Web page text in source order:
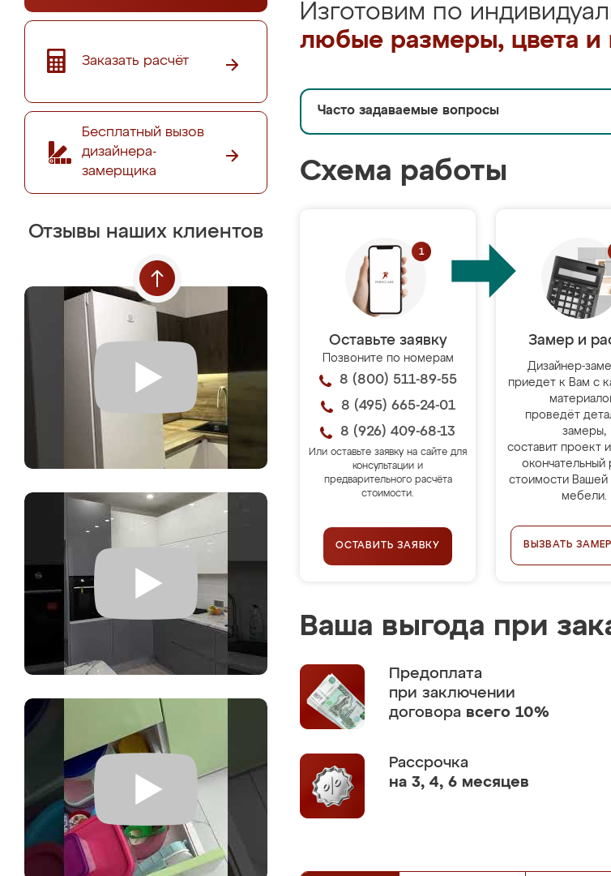
Заказать расчёт
Бесплатный вызов
дизайнера-
замерщика
Отзывы наших клиентов
Изготовим по
любые размеры, цвета и
Часто задаваемые вопросы
Схема работы
Оставьте заявку
Позвоните по номерам
8 (800) 511-89-55
8 (495) 665-24-01
8 (926) 409-68-13
Или оставьте заявку на сайте для
консультации и
предварительного расчёта
стоимости.
ОСТАВИТЬ ЗАЯВКУ
Замер и
Дизайнер-
приедет к Вам с
проведёт
замеры,
составит проект
окончательный
стоимости Вашей
мебели.
ВЫЗВАТЬ
Ваша выгода при
Предоплата
при заключении
договора всего 10%
Рассрочка
на 3, 4, 6 месяцев